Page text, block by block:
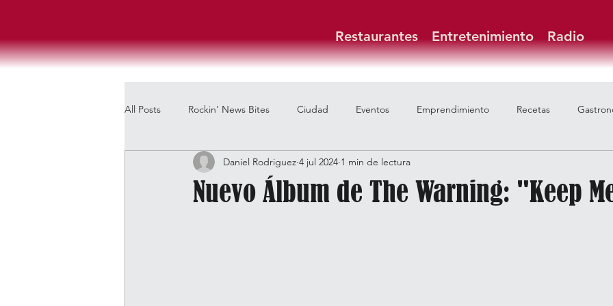
Restaurantes Entretenimiento Radio
All Posts Rockin' News Bites Ciudad Eventos Emprendimiento Recetas
Nuevo Álbum de The Warning: "Keep
Daniel Rodriguez 4 jul 2024 1 min de lectura